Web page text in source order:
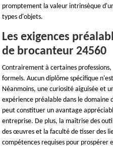
promptement la valeur intrinsèque
types d'objets.
Les exigences
de brocanteur 24560
Contrairement à certaines
formels. Aucun diplôme spécifique
Néanmoins, une curiosité aiguisée et
expérience préalable dans le
peut constituer un avantage
entreprise. De plus, la maîtrise des
des œuvres et la faculté de tisser des
compétences requises pour prospérer